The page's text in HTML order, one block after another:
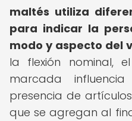
maltés utiliza
para indicar la
modo y aspecto del
la flexión nominal,
marcada
presencia de
que se agregan al